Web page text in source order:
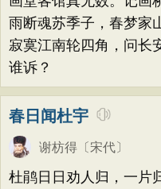
雨断魂苏季子，春梦家
寂寞江南轮四角，问长
谁诉？
春日闻杜宇
谢枋得 〔宋代〕
杜鹃日日劝人归，一片